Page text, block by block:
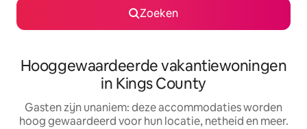
Zoeken
Hooggewaardeerde vakantiewoningen
in Kings County
Gasten zijn unaniem: deze accommodaties worden
hoog gewaardeerd voor hun locatie, netheid en meer.